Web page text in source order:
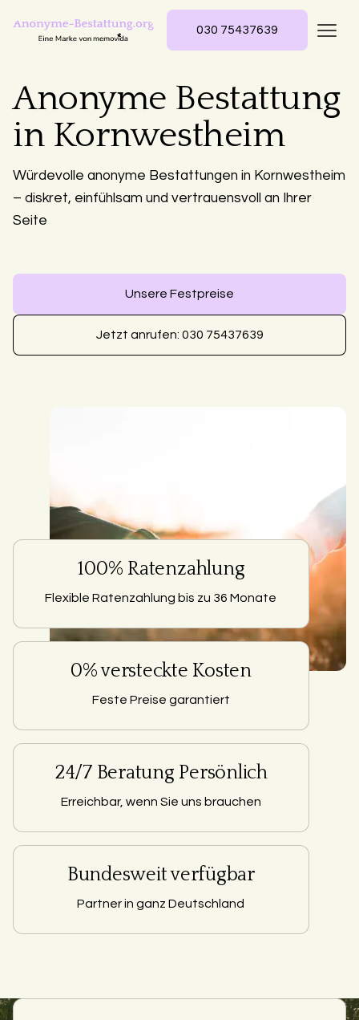
030 75437639
Anonyme Bestattung
in Kornwestheim
Würdevolle anonyme Bestattungen in Kornwestheim
– diskret, einfühlsam und vertrauensvoll an Ihrer
Seite
Unsere Festpreise
Jetzt anrufen: 030 75437639
100% Ratenzahlung
Flexible Ratenzahlung bis zu 36 Monate
0% versteckte Kosten
Feste Preise garantiert
24/7 Beratung Persönlich
Erreichbar, wenn Sie uns brauchen
Bundesweit verfügbar
Partner in ganz Deutschland